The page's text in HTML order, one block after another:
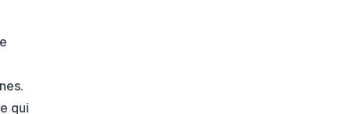
qui